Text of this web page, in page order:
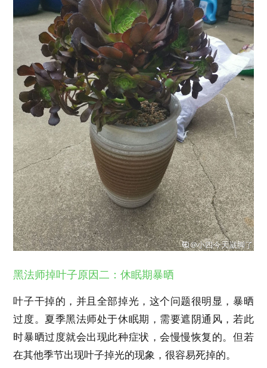
黑法师掉叶子原因二：休眠期暴晒
叶子干掉的，并且全部掉光，这个问题很明显，暴晒
过度。夏季黑法师处于休眠期，需要遮阴通风，若此
时暴晒过度就会出现此种症状，会慢慢恢复的。但若
在其他季节出现叶子掉光的现象，很容易死掉的。